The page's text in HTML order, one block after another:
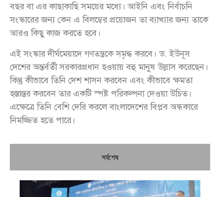
বছর বা এর কাছাকাছি সময়ের মধ্যে। আইনি এবং নির্বাচনি
সংস্কারের জন্য কেন এ বিলম্বের প্রয়োজন তা ব্যাখ্যার জন্য তাকে
আরও কিছু কাজ করতে হবে।
এই সংস্কার দীর্ঘমেয়াদে গণতন্ত্রকে সমৃদ্ধ করবে। ড. ইউনূস
দেশের অন্তর্বর্তী সরকারপ্রধান হওয়ায় বহু মানুষ উল্লাস করেছেন।
কিন্তু কীভাবে তিনি দেশ শাসন করবেন এবং কীভাবে ক্ষমতা
হস্তান্তর করবেন তার একটি স্পষ্ট পরিকল্পনা দেওয়া উচিত।
এক্ষেত্রে তিনি বেশি দেরি করলে বাংলাদেশের বিপ্লব অন্ধকারে
নিমজ্জিত হতে পারে।
সর্বশেষ